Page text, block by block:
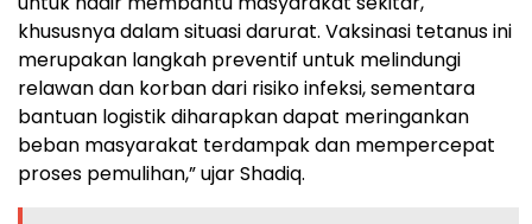
khususnya dalam situasi darurat. Vaksinasi tetanus ini
merupakan langkah preventif untuk melindungi
relawan dan korban dari risiko infeksi, sementara
bantuan logistik diharapkan dapat meringankan
beban masyarakat terdampak dan mempercepat
proses pemulihan,” ujar Shadiq.